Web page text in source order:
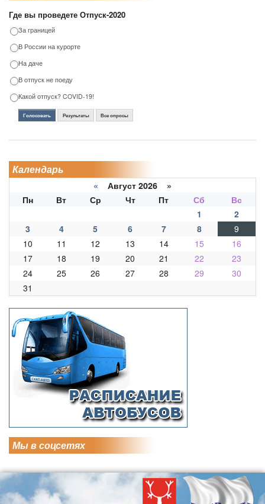
Где вы проведете Отпуск-2020
За границей
В России на курорте
На даче
В отпуск не поеду
Какой отпуск? COVID-19!
Голосовать Результаты Все опросы
Календарь
« Август 2026 »
Пн
Вт Ср Чт Пт Сб
Вс
1
2
3
4 5 6 7 8
9
10
11 12 13 14 15
16
17
18 19 20 21 22
23
24
25 26 27 28 29
30
31
Мы в соцсетях